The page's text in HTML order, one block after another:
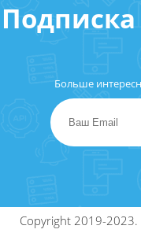
Больше
Copyright 2019-2023.